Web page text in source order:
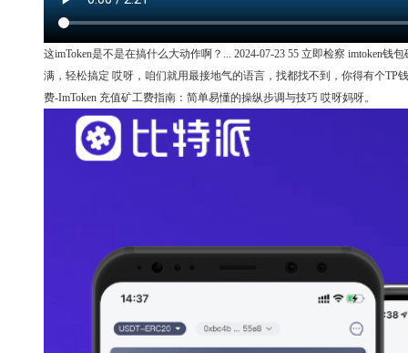
这imToken是不是在搞什么大动作啊？... 2024-07-23 55 立即检察 imtoken钱
满，轻松搞定 哎呀，咱们就用最接地气的语言，找都找不到，你得有个TP
费-ImToken 充值矿工费指南：简单易懂的操纵步调与技巧 哎呀妈呀。